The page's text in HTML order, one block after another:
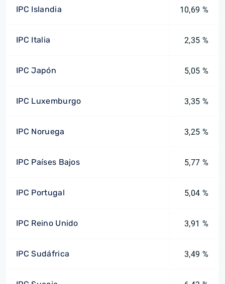
IPC Islandia 10,69 %
IPC Italia 2,35 %
IPC Japón 5,05 %
IPC Luxemburgo 3,35 %
IPC Noruega 3,25 %
IPC Países Bajos 5,77 %
IPC Portugal 5,04 %
IPC Reino Unido 3,91 %
IPC Sudáfrica 3,49 %